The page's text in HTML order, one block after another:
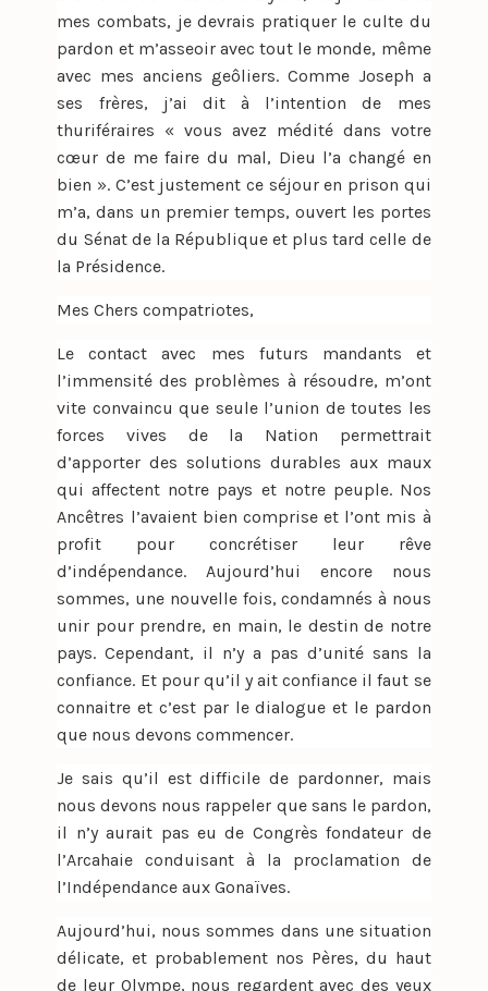
mes combats, je devrais pratiquer le culte du
pardon et m’asseoir avec tout le monde, même
avec mes anciens geôliers. Comme Joseph a
ses frères, j’ai dit à l’intention de mes
thuriféraires « vous avez médité dans votre
cœur de me faire du mal, Dieu l’a changé en
bien ». C’est justement ce séjour en prison qui
m’a, dans un premier temps, ouvert les portes
du Sénat de la République et plus tard celle de
la Présidence.
Mes Chers compatriotes,
Le contact avec mes futurs mandants et
l’immensité des problèmes à résoudre, m’ont
vite convaincu que seule l’union de toutes les
forces vives de la Nation permettrait
d’apporter des solutions durables aux maux
qui affectent notre pays et notre peuple. Nos
Ancêtres l’avaient bien comprise et l’ont mis à
profit pour concrétiser leur rêve
d’indépendance. Aujourd’hui encore nous
sommes, une nouvelle fois, condamnés à nous
unir pour prendre, en main, le destin de notre
pays. Cependant, il n’y a pas d’unité sans la
confiance. Et pour qu’il y ait confiance il faut se
connaitre et c’est par le dialogue et le pardon
que nous devons commencer.
Je sais qu’il est difficile de pardonner, mais
nous devons nous rappeler que sans le pardon,
il n’y aurait pas eu de Congrès fondateur de
l’Arcahaie conduisant à la proclamation de
l’Indépendance aux Gonaïves.
Aujourd’hui, nous sommes dans une situation
délicate, et probablement nos Pères, du haut
de leur Olympe, nous regardent avec des yeux